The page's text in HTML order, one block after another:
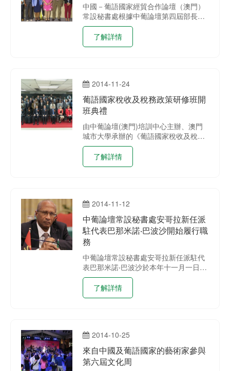
中國－葡語國家經貿合作論壇（澳門）
常設秘書處根據中葡論壇第四屆部長級
會議簽署的《行動綱領》之人力資源培
訓計劃, 於本月25至29日安排莫桑比克
官員來澳進行系列考察交流。莫桑比克
了解詳情
2014-11-24
葡語國家稅收及稅務政策研修班開
班典禮
由中葡論壇(澳門)培訓中心主辦、澳門
城市大學承辦的《葡語國家稅收及稅務
政策研修班》於本月二十四日(星期一)
上午十一時假澳門城市大學金龍校區13
樓演講廳舉行開班典禮。
了解詳情
2014-11-12
中葡論壇常設秘書處安哥拉新任派
駐代表巴那米諾‧巴波沙開始履行職
務
中葡論壇常設秘書處安哥拉新任派駐代
表巴那米諾‧巴波沙於本年十一月一日開
始履新。
了解詳情
2014-10-25
來自中國及葡語國家的藝術家參與
第六屆文化周